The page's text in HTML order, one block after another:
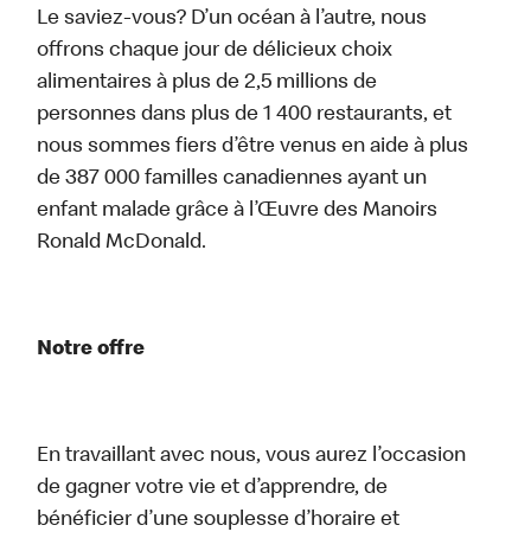
Le saviez-vous? D’un océan à l’autre, nous
offrons chaque jour de délicieux choix
alimentaires à plus de 2,5 millions de
personnes dans plus de 1 400 restaurants, et
nous sommes fiers d’être venus en aide à plus
de 387 000 familles canadiennes ayant un
enfant malade grâce à l’Œuvre des Manoirs
Ronald McDonald.
Notre offre
En travaillant avec nous, vous aurez l’occasion
de gagner votre vie et d’apprendre, de
bénéficier d’une souplesse d’horaire et